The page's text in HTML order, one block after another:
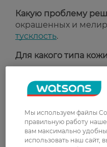
Какую проблему
окрашенных и
тусклость.
Для какого типа
0 0
Мы используем файлы
правильную работу
вам максимально
использовать наш сайт,